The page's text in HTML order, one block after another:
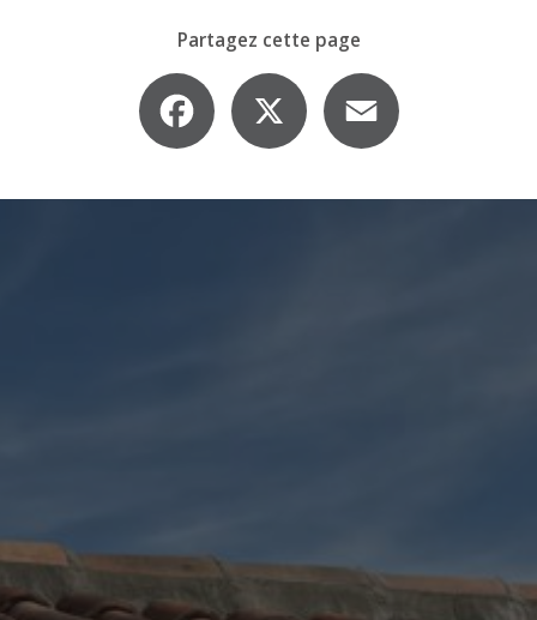
Partagez cette page
Facebook